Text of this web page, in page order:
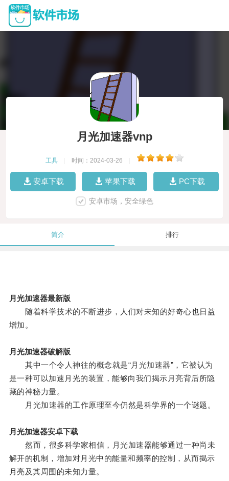
月光加速器vnp
工具 时间：2024-03-26
安卓下载 苹果下载 PC下载
安卓市场，安全绿色
简介 排行
月光加速器最新版
随着科学技术的不断进步，人们对未知的好奇心也日益
增加。
月光加速器破解版
其中一个令人神往的概念就是“月光加速器”，它被认为
是一种可以加速月光的装置，能够向我们揭示月亮背后所隐
藏的神秘力量。
月光加速器的工作原理至今仍然是科学界的一个谜题。
月光加速器安卓下载
然而，很多科学家相信，月光加速器能够通过一种尚未
解开的机制，增加对月光中的能量和频率的控制，从而揭示
月亮及其周围的未知力量。